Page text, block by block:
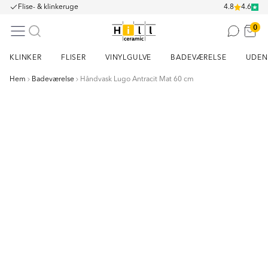
Flise- & klinkeruge 4.8 4.6
0
KLINKER FLISER VINYLGULVE BADEVÆRELSE
Hem Badeværelse Håndvask Lugo Antracit Mat 60 cm